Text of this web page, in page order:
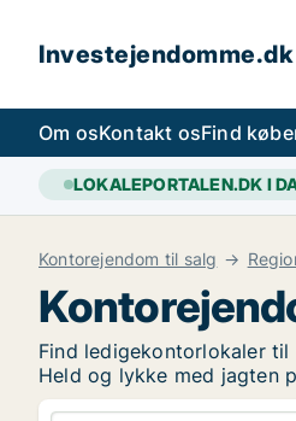
Investejendomme.dk
Om osKontakt osFind
LOKALEPORTALEN.DK I
Kontorejendom til salg
Find ledigekontorlokaler
Held og lykke med jagten